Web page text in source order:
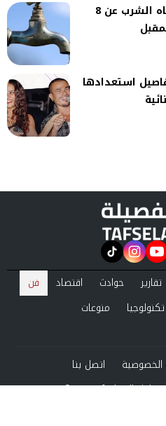
لمدة 3 ساعات.. قطع مياه الشرب عن 8
استعدادها
youtube
instagram
tiktok
تقارير حوادث اقتصاد
فن
تكنولوجيا
منوعات
اتصل بنا
©2024 tafsela All Rights